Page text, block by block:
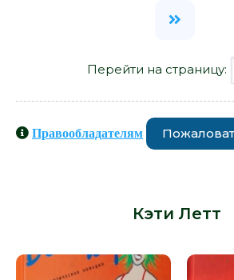
Перейти на страницу:
Правообладателям
Кэти Летт